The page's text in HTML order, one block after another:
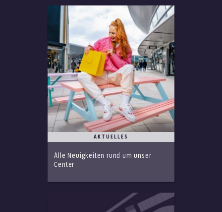
AKTUELLES
Alle Neuigkeiten rund um unser
Center